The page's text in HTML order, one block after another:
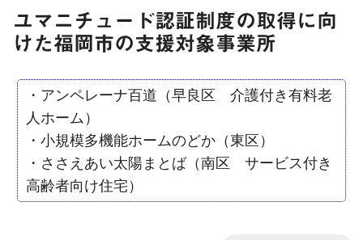
ユマニチュード認証制度の取得に向
けた福岡市の支援対象事業所
・アンペレーナ百道（早良区 介護付き有料老
人ホーム）
・小規模多機能ホームのどか（東区）
・ささえあい太陽まとば（南区 サービス付き
高齢者向け住宅）